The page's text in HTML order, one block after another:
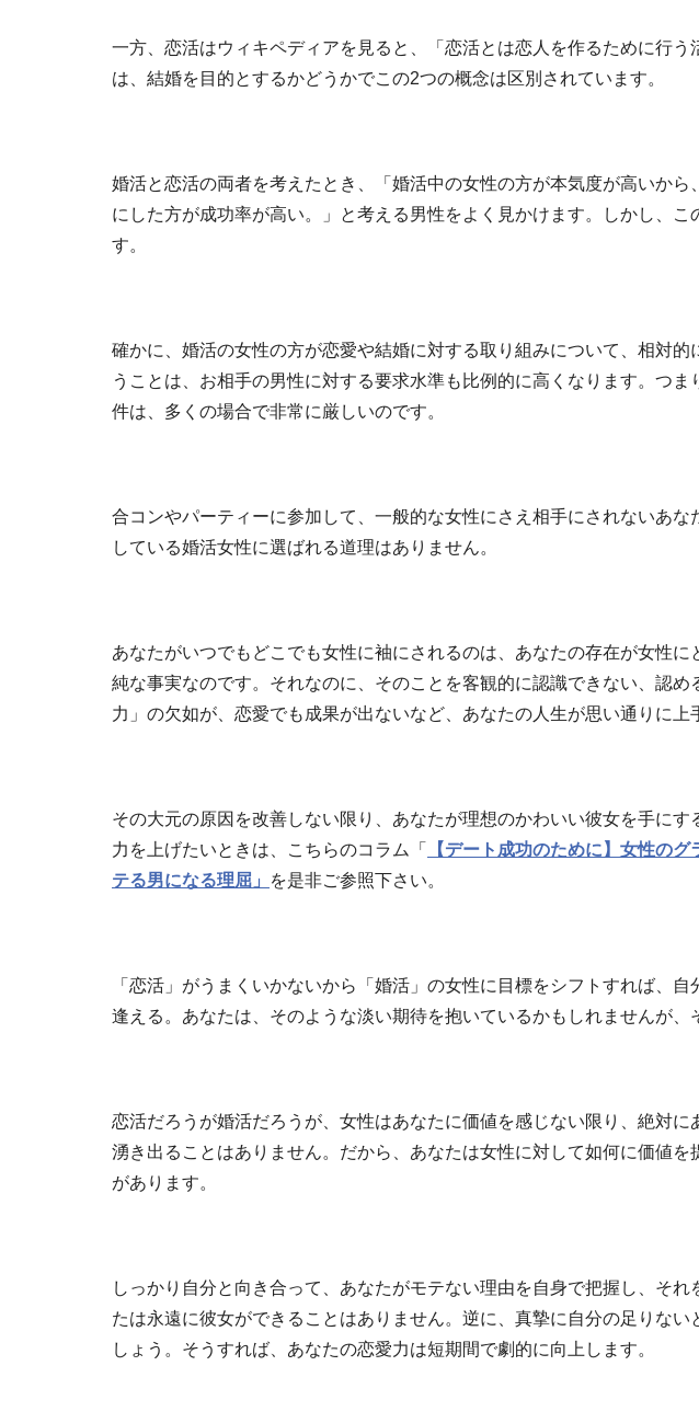
一方、恋活はウィキペディアを見ると、「恋活とは恋人を作るために行
は、結婚を目的とするかどうかでこの2つの概念は区別されています。
婚活と恋活の両者を考えたとき、「婚活中の女性の方が本気度が高いから
にした方が成功率が高い。」と考える男性をよく見かけます。しかし、こ
す。
確かに、婚活の女性の方が恋愛や結婚に対する取り組みについて、相対
うことは、お相手の男性に対する要求水準も比例的に高くなります。つ
件は、多くの場合で非常に厳しいのです。
合コンやパーティーに参加して、一般的な女性にさえ相手にされないあ
している婚活女性に選ばれる道理はありません。
あなたがいつでもどこでも女性に袖にされるのは、あなたの存在が女性
純な事実なのです。それなのに、そのことを客観的に認識できない、認め
力」の欠如が、恋愛でも成果が出ないなど、あなたの人生が思い通りに上
その大元の原因を改善しない限り、あなたが理想のかわいい彼女を手にす
力を上げたいときは、こちらのコラム「
【デート成功のために】女性の
テる男になる理屈」
を是非ご参照下さい。
「恋活」がうまくいかないから「婚活」の女性に目標をシフトすれば、
逢える。あなたは、そのような淡い期待を抱いているかもしれませんが、
恋活だろうが婚活だろうが、女性はあなたに価値を感じない限り、絶対
湧き出ることはありません。だから、あなたは女性に対して如何に価値
があります。
しっかり自分と向き合って、あなたがモテない理由を自身で把握し、そ
たは永遠に彼女ができることはありません。逆に、真摯に自分の足りない
しょう。そうすれば、あなたの恋愛力は短期間で劇的に向上します。